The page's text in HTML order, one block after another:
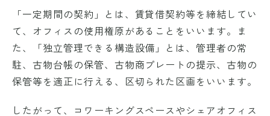
「一定期間の契約」とは、賃貸借契約等を締結してい
て、オフィスの使用権原があることをいいます。ま
た、「独立管理できる構造設備」とは、管理者の常
駐、古物台帳の保管、古物商プレートの提示、古物の
保管等を適正に行える、区切られた区画をいいます。
したがって、コワーキングスペースやシェアオフィス